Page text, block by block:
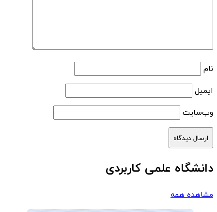
نام
ایمیل
وب‌سایت
دانشگاه علمی کاربردی
مشاهده همه